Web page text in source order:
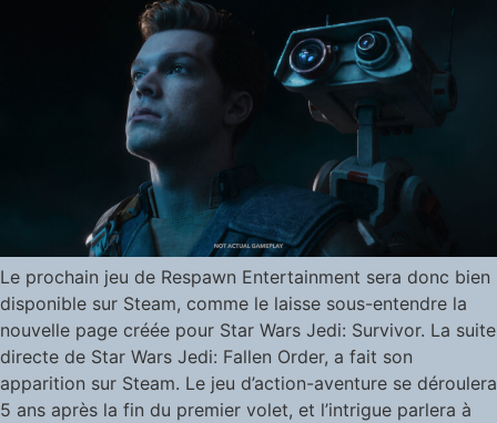
Le prochain jeu de Respawn Entertainment sera donc bien
disponible sur Steam, comme le laisse sous-entendre la
nouvelle page créée pour Star Wars Jedi: Survivor. La suite
directe de Star Wars Jedi: Fallen Order, a fait son
apparition sur Steam. Le jeu d’action-aventure se déroulera
5 ans après la fin du premier volet, et l’intrigue parlera à